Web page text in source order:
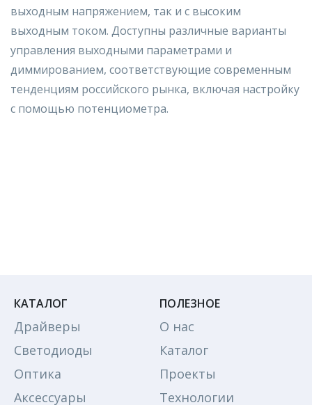
выходным напряжением, так и с высоким
выходным током. Доступны различные варианты
управления выходными параметрами и
диммированием, соответствующие современным
тенденциям российского рынка, включая настройку
с помощью потенциометра.
КАТАЛОГ
Драйверы
Светодиоды
Оптика
Аксессуары
ПОЛЕЗНОЕ
О нас
Каталог
Проекты
Технологии